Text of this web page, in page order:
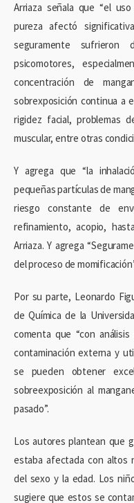
Arriaza señala que “el
pureza afectó
seguramente sufrieron
psicomotores,
concentración de
sobrexposición continua a
rigidez facial, problemas
muscular, entre otras
Y agrega que “la
pequeñas partículas de
riesgo constante de
refinamiento, acopio,
Arriaza. Y agrega
del proceso de
Por su parte, Leonardo
de Química de la
comenta que “con
contaminación externa y
se pueden obtener
sobreexposición al
pasado”.
Los autores plantean que
estaba afectada con altos
del sexo y la edad. Los
sugiere que estos se